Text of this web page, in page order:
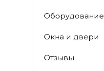
Оборудование
Окна и двери
Отзывы